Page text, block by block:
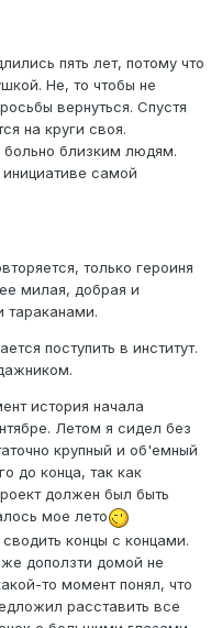
пять лет, потому что
Не, то чтобы не
вернуться. Спустя
на круги своя.
больно близким людям.
самой
только героиня
милая, добрая и
тараканами.
поступить в институт.
история начала
Летом я сидел без
крупный и об'емный
до конца, так как
должен был быть
мое лето
концы с концами.
доползти домой не
то момент понял, что
расставить все